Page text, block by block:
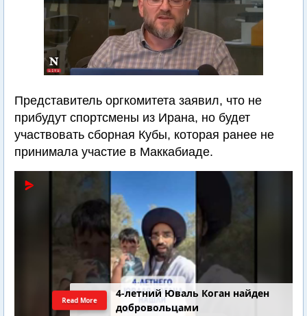
Представитель оргкомитета заявил, что не
прибудут спортсмены из Ирана, но будет
участвовать сборная Кубы, которая ранее не
принимала участие в Маккабиаде.
4-летний Юваль Коган найден
добровольцами
Read More